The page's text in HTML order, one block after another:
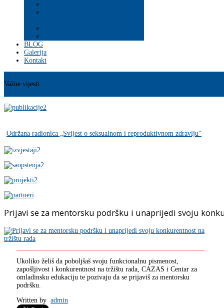
BLOG
Galerija
Kontakt
Važne vijesti :
Održana radionica „Svijest o seksualnom i reproduktivnom zdravlju“
Prijavi se za mentorsku podršku i unaprijedi svoju
Ukoliko želiš da poboljšaš svoju funkcionalnu pismenost,
zapošljivost i konkurentnost na tržištu rada, CAZAS i Centar za
omladinsku edukaciju te pozivaju da se prijaviš za mentorsku
podršku.
Written by admin